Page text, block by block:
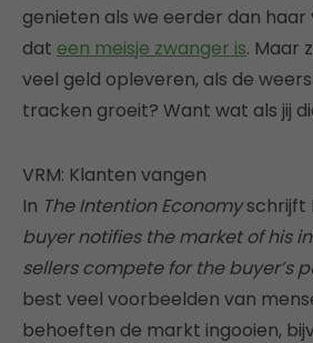
genieten als we eerder dan
dat een meisje zwanger is. Maar
veel geld opleveren, als de
tracken groeit? Want wat als jij
VRM: Klanten vangen
In The Intention Economyschrijft
buyer notifies the market of his
sellers compete for the buyer’s
best veel voorbeelden van
behoeften de markt ingooien,